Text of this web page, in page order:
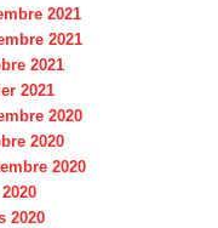
2021
2021
2021
2021
2020
2020
2020
2020